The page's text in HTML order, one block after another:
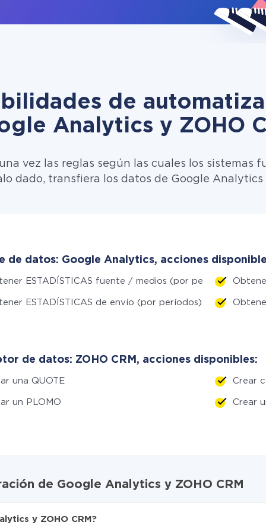
de
Analytics y ZOHO
vez las reglas según las cuales los sistemas
dado, transfiera los datos de Google Analytics
de datos: Google Analytics, acciones
ESTADÍSTICAS fuente / medios (por período)
ESTADÍSTICAS de envío (por períodos)
de datos: ZOHO CRM, acciones disponibles:
una QUOTE Crear
un PLOMO Crear
de Google Analytics y ZOHO CRM
y ZOHO CRM?